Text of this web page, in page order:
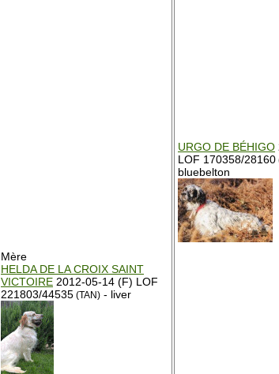
Mère
HELDA DE LA CROIX SAINT
VICTOIRE 2012-05-14 (F) LOF
221803/44535 (TAN) - liver
URGO DE BÉHIGO
LOF 170358/28160
bluebelton